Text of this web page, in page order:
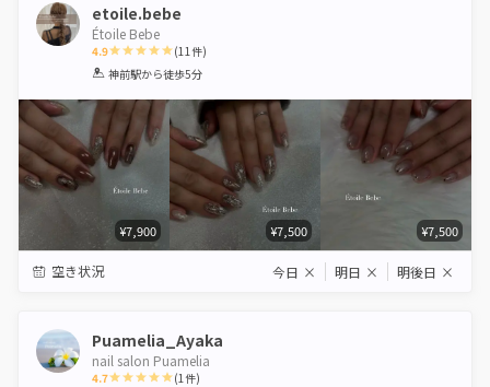
etoile.bebe
Étoile Bebe
4.9
1 2 3 4 5
(11件)
神前駅から徒歩5分
¥7,900 ¥7,500 ¥7,500
空き状況 今日 × 明日 × 明後日 ×
Puamelia_Ayaka
nail salon Puamelia
4.7 (1件)